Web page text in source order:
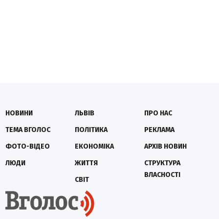
НОВИНИ
ТЕМА ВГОЛОС
ФОТО-ВІДЕО
ЛЮДИ
ЛЬВІВ
ПОЛІТИКА
ЕКОНОМІКА
ЖИТТЯ
СВІТ
ПРО НАС
РЕКЛАМА
АРХІВ НОВИН
СТРУКТУРА
ВЛАСНОСТІ